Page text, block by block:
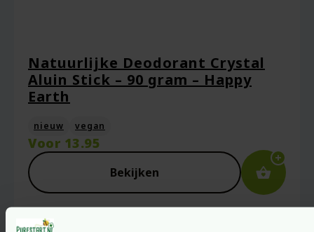
Natuurlijke Deodorant Crystal
Aluin Stick – 90 gram – Happy
Earth
nieuw vegan
Voor 13.95
Bekijken